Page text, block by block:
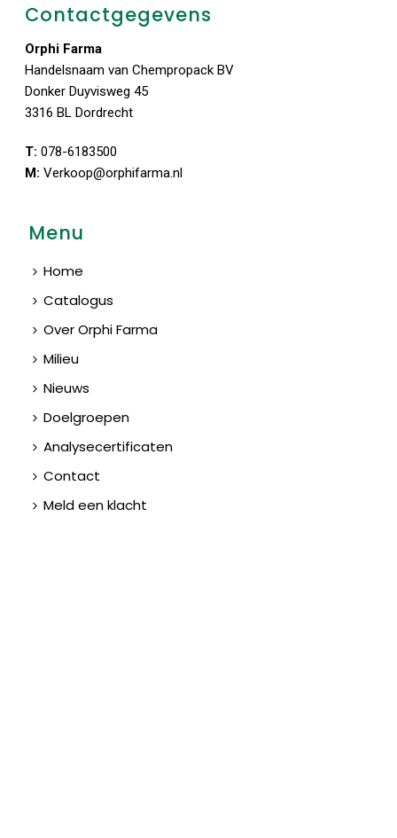
Contactgegevens
Orphi Farma
Handelsnaam van Chempropack BV
Donker Duyvisweg 45
3316 BL Dordrecht
T: 078-6183500
M: Verkoop@orphifarma.nl
Menu
Home
Catalogus
Over Orphi Farma
Milieu
Nieuws
Doelgroepen
Analysecertificaten
Contact
Meld een klacht